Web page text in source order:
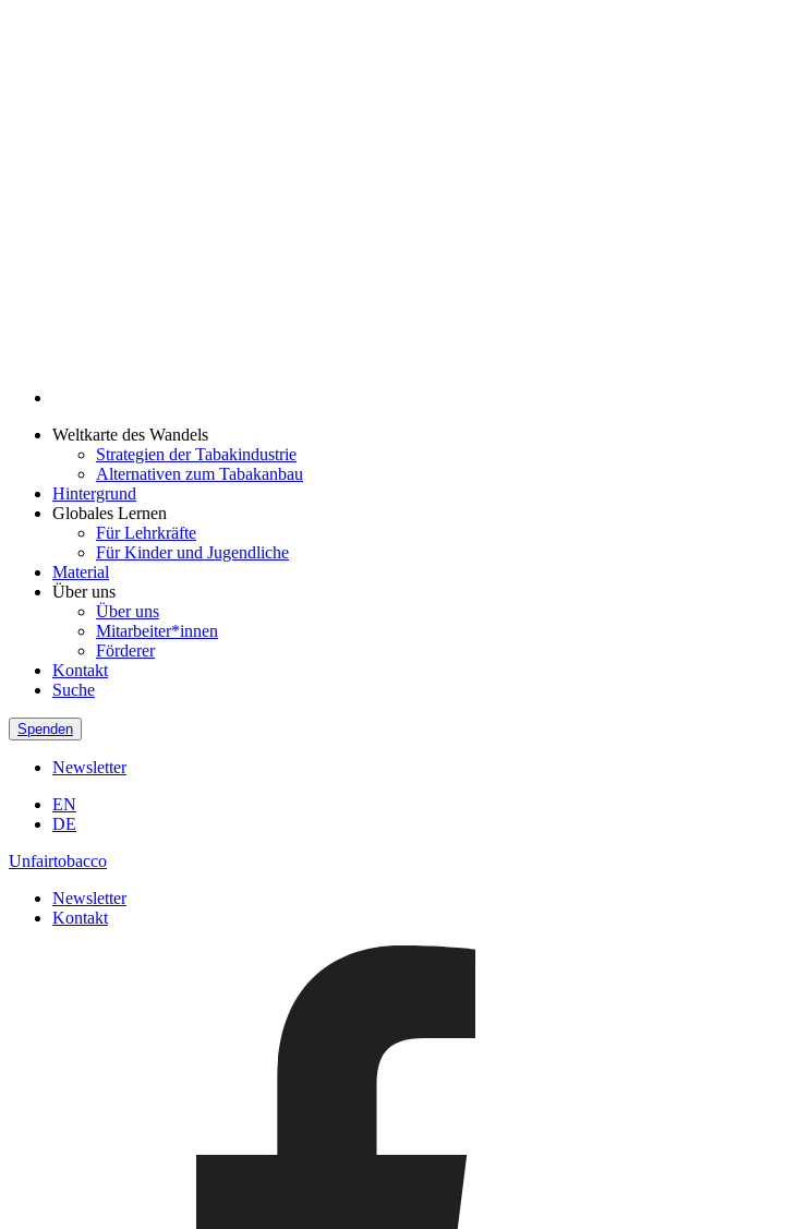
Weltkarte des Wandels
Strategien der Tabakindustrie
Alternativen zum Tabakanbau
Hintergrund
Globales Lernen
Für Lehrkräfte
Für Kinder und Jugendliche
Material
Über uns
Über uns
Mitarbeiter*innen
Förderer
Kontakt
Suche
Spenden
Newsletter
EN
DE
Unfairtobacco
Newsletter
Kontakt